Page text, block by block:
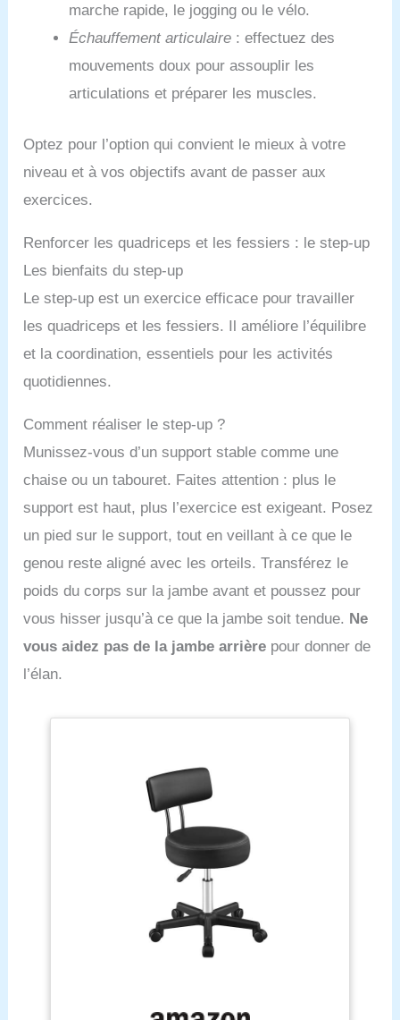
marche rapide, le jogging ou le vélo.
Échauffement articulaire : effectuez des
mouvements doux pour assouplir les
articulations et préparer les muscles.
Optez pour l’option qui convient le mieux à votre
niveau et à vos objectifs avant de passer aux
exercices.
Renforcer les quadriceps et les fessiers : le step-up
Les bienfaits du step-up
Le step-up est un exercice efficace pour travailler
les quadriceps et les fessiers. Il améliore l’équilibre
et la coordination, essentiels pour les activités
quotidiennes.
Comment réaliser le step-up ?
Munissez-vous d’un support stable comme une
chaise ou un tabouret. Faites attention : plus le
support est haut, plus l’exercice est exigeant. Posez
un pied sur le support, tout en veillant à ce que le
genou reste aligné avec les orteils. Transférez le
poids du corps sur la jambe avant et poussez pour
vous hisser jusqu’à ce que la jambe soit tendue. Ne
vous aidez pas de la jambe arrière pour donner de
l’élan.